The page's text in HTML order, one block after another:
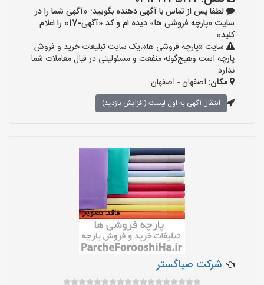
لطفا پس از تماس با آگهی دهنده بگویید: «آگهی شما را در
سایت «پارچه فروشی ها» دیده ام و کد «آگهی-17» را اعلام
کنید»
سایت «پارچه فروشی ها»،یک سایت تبلیغات خرید و فروش
پارچه است وهیچ‌گونه منفعت و مسئولیتی در قبال معاملات شما
ندارد.
مکان: اصفهان - اصفهان
انتقال آگهی به اول لیست (افزایش بازدید)
شرکت صباگستر